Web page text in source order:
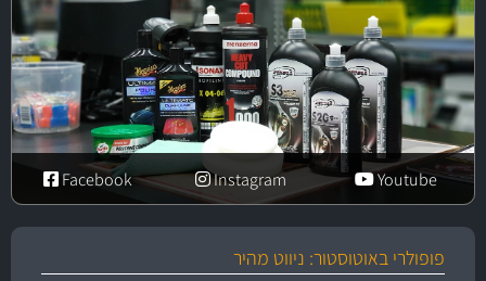
Youtube
Instagram
Facebook
פופולרי באוטוסטור: ניווט מהיר